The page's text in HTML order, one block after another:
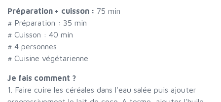
Préparation + cuisson : 75 min
# Préparation : 35 min
# Cuisson : 40 min
# 4 personnes
# Cuisine végétarienne
Je fais comment ?
1. Faire cuire les céréales dans l'eau salée puis ajouter